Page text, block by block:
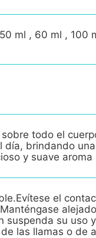
ml , 60 ml , 100
sobre todo el
día, brindando
y suave aroma
el
suspenda su uso
las llamas o de